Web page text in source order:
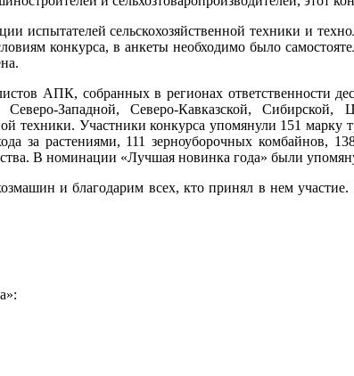
испытателей сельскохозяйственной техники и
конкурса, в анкеты необходимо было
АПК, собранных в регионах ответственности
Западной, Северо-Кавказской,
техники. Участники конкурса упомянули 151
за растениями, 111 зерноуборочных комбайнов,
В номинации «Лучшая новинка года» были
и благодарим всех, кто принял в нем